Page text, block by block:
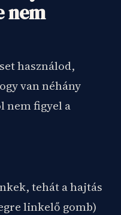
nem
használod,
van néhány
nem figyel a
tehát a hajtás
linkelő gomb)